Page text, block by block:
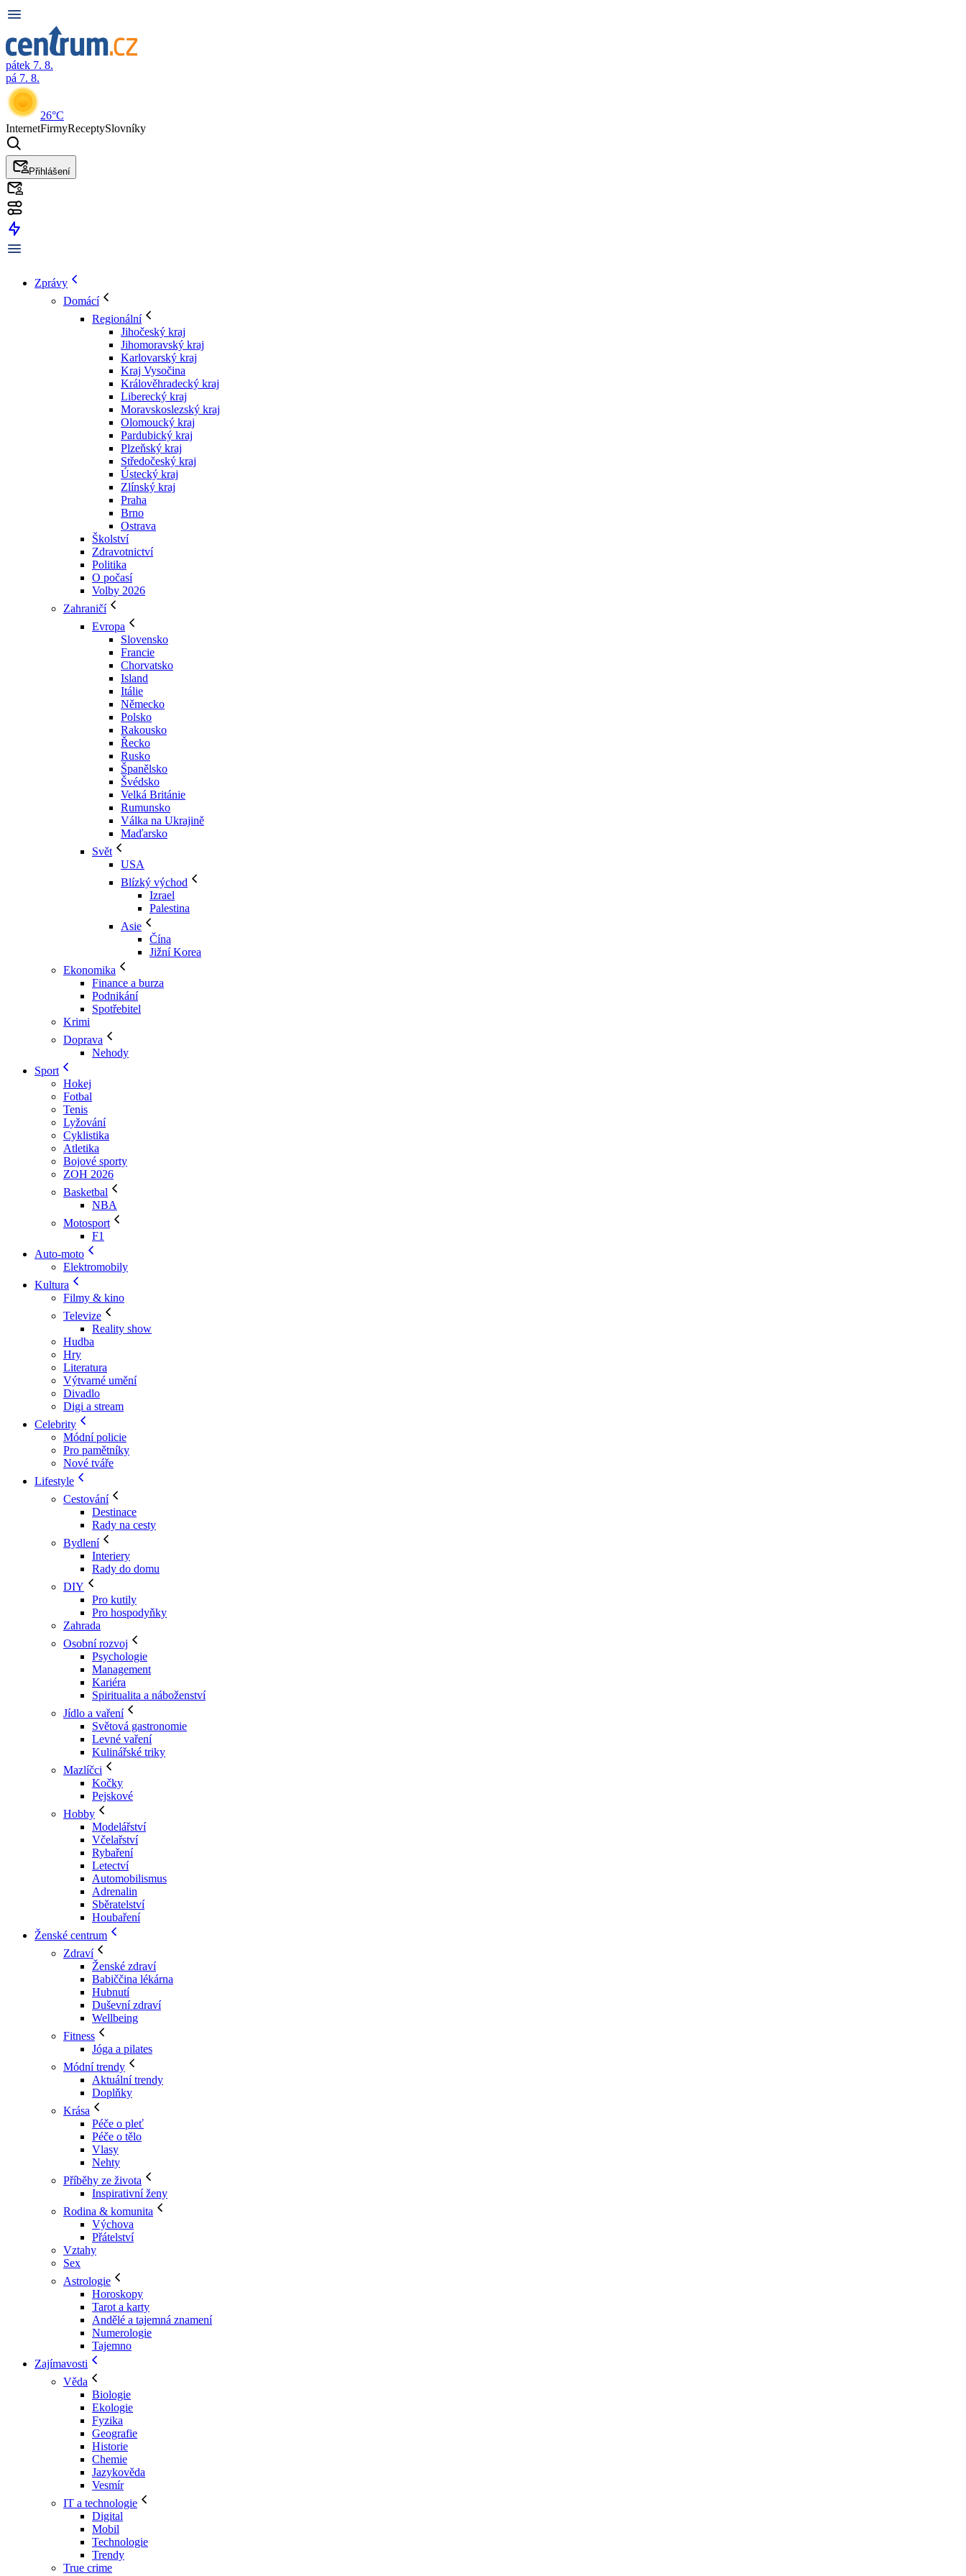
pátek 7. 8.
pá 7. 8.
26°C
InternetFirmyReceptySlovníky
Přihlášení
Zprávy
Domácí
Regionální
Jihočeský kraj
Jihomoravský kraj
Karlovarský kraj
Kraj Vysočina
Králověhradecký kraj
Liberecký kraj
Moravskoslezský kraj
Olomoucký kraj
Pardubický kraj
Plzeňský kraj
Středočeský kraj
Ústecký kraj
Zlínský kraj
Praha
Brno
Ostrava
Školství
Zdravotnictví
Politika
O počasí
Volby 2026
Zahraničí
Evropa
Slovensko
Francie
Chorvatsko
Island
Itálie
Německo
Polsko
Rakousko
Řecko
Rusko
Španělsko
Švédsko
Velká Británie
Rumunsko
Válka na Ukrajině
Maďarsko
Svět
USA
Blízký východ
Izrael
Palestina
Asie
Čína
Jižní Korea
Ekonomika
Finance a burza
Podnikání
Spotřebitel
Krimi
Doprava
Nehody
Sport
Hokej
Fotbal
Tenis
Lyžování
Cyklistika
Atletika
Bojové sporty
ZOH 2026
Basketbal
NBA
Motosport
F1
Auto-moto
Elektromobily
Kultura
Filmy & kino
Televize
Reality show
Hudba
Hry
Literatura
Výtvarné umění
Divadlo
Digi a stream
Celebrity
Módní policie
Pro pamětníky
Nové tváře
Lifestyle
Cestování
Destinace
Rady na cesty
Bydlení
Interiery
Rady do domu
DIY
Pro kutily
Pro hospodyňky
Zahrada
Osobní rozvoj
Psychologie
Management
Kariéra
Spiritualita a náboženství
Jídlo a vaření
Světová gastronomie
Levné vaření
Kulinářské triky
Mazlíčci
Kočky
Pejskové
Hobby
Modelářství
Včelařství
Rybaření
Letectví
Automobilismus
Adrenalin
Sběratelství
Houbaření
Ženské centrum
Zdraví
Ženské zdraví
Babiččina lékárna
Hubnutí
Duševní zdraví
Wellbeing
Fitness
Jóga a pilates
Módní trendy
Aktuální trendy
Doplňky
Krása
Péče o pleť
Péče o tělo
Vlasy
Nehty
Příběhy ze života
Inspirativní ženy
Rodina & komunita
Výchova
Přátelství
Vztahy
Sex
Astrologie
Horoskopy
Tarot a karty
Andělé a tajemná znamení
Numerologie
Tajemno
Zajímavosti
Věda
Biologie
Ekologie
Fyzika
Geografie
Historie
Chemie
Jazykověda
Vesmír
IT a technologie
Digital
Mobil
Technologie
Trendy
True crime